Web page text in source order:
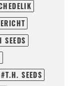
SEEDS
T.H. SEEDS